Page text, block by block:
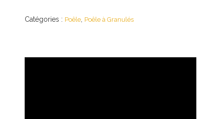
Catégories : Poêle Poêle à Granulés